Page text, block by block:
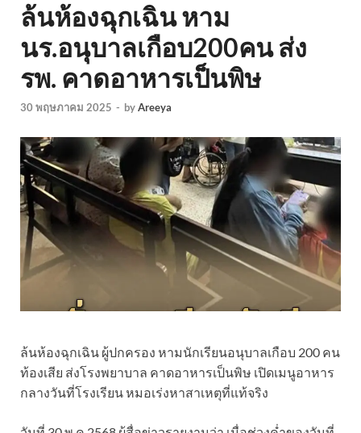
ล้นห้องฉุกเฉิน หาม
นร.อนุบาลเกือบ200คน ส่ง
รพ. คาดอาหารเป็นพิษ
30 พฤษภาคม 2025 - byAreeya
ล้นห้องฉุกเฉิน ผู้ปกครอง หามนักเรียนอนุบาลเกือบ 200 คน
ท้องเสีย ส่งโรงพยาบาล คาดอาหารเป็นพิษ เปิดเมนูอาหาร
กลางวันที่โรงเรียน หมอเร่งหาสาเหตุที่แท้จริง